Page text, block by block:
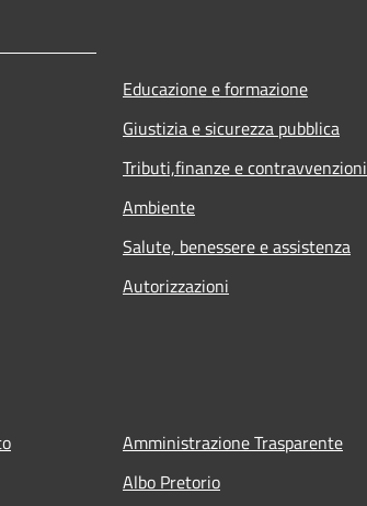
Educazione e formazione
Giustizia e sicurezza pubblica
Tributi,finanze e contravvenzioni
Ambiente
Salute, benessere e assistenza
Autorizzazioni
Amministrazione Trasparente
Albo Pretorio